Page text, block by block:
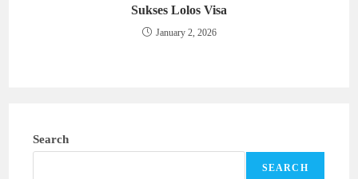
Sukses Lolos Visa
January 2, 2026
Search
SEARCH